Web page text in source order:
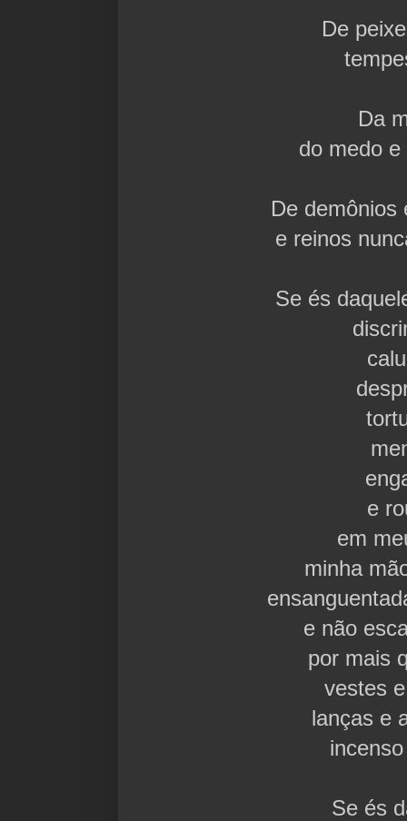
De
Da
do medo
De demônios
e reinos
Se és
e
em
minha
e não
por mais
vestes
lanças e
Se és